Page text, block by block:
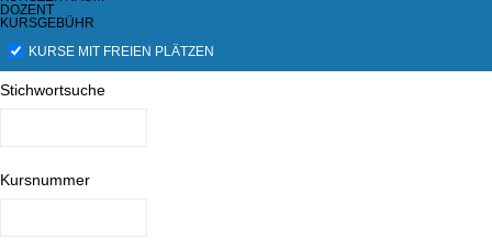
DOZENT
KURSGEBÜHR
KURSE MIT FREIEN PLÄTZEN
Stichwortsuche
Kursnummer